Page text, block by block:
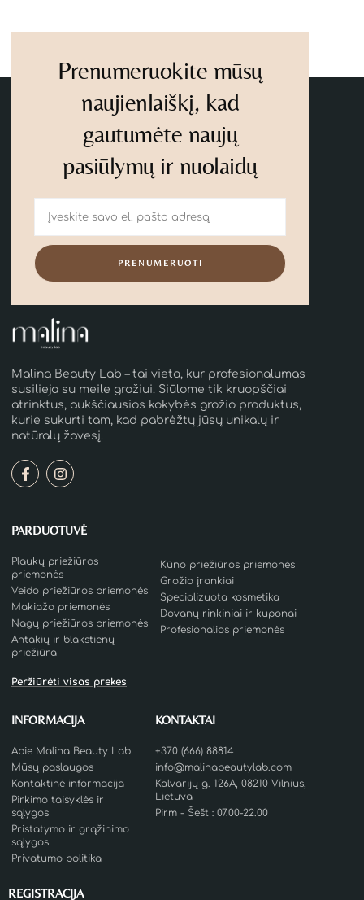
Prenumeruokite mūsų
naujienlaiškį, kad
gautumėte naujų
pasiūlymų ir nuolaidų
PRENUMERUOTI
Malina Beauty Lab – tai vieta, kur profesionalumas
susilieja su meile grožiui. Siūlome tik kruopščiai
atrinktus, aukščiausios kokybės grožio produktus,
kurie sukurti tam, kad pabrėžtų jūsų unikalų ir
natūralų žavesį.
PARDUOTUVĖ
Plaukų priežiūros
priemonės
Veido priežiūros priemonės
Makiažo priemonės
Nagų priežiūros priemonės
Antakių ir blakstienų
priežiūra
Peržiūrėti visas prekes
Kūno priežiūros priemonės
Grožio įrankiai
Specializuota kosmetika
Dovanų rinkiniai ir kuponai
Profesionalios priemonės
INFORMACIJA
Apie Malina Beauty Lab
Mūsų paslaugos
Kontaktinė informacija
Pirkimo taisyklės ir
sąlygos
Pristatymo ir grąžinimo
sąlygos
Privatumo politika
KONTAKTAI
+370 (666) 88814
info@malinabeautylab.com
Kalvarijų g. 126A, 08210 Vilnius,
Lietuva
Pirm - Šešt : 07.00-22.00
REGISTRACIJA